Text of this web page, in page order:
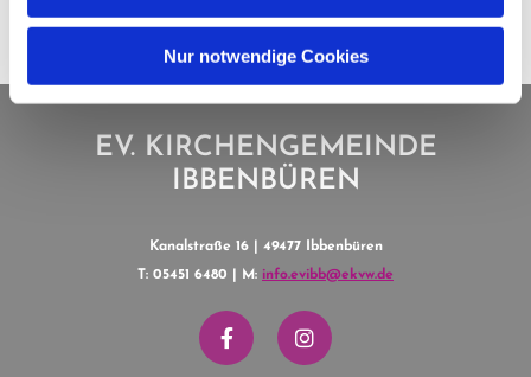
Nur notwendige Cookies
EV. KIRCHENGEMEINDE
IBBENBÜREN
Kanalstraße 16 | 49477 Ibbenbüren
T: 05451 6480 | M: info.evibb@ekvw.de